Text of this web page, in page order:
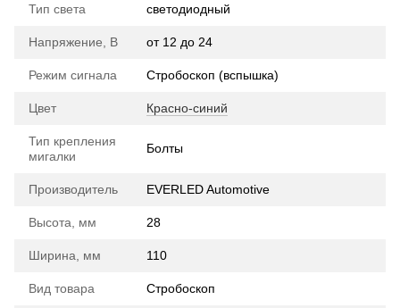
Тип света cветодиодный
Напряжение, В от 12 до 24
Режим сигнала Стробоскоп (вспышка)
Цвет Красно-синий
Тип крепления
мигалки
Болты
Производитель EVERLED Automotive
Высота, мм 28
Ширина, мм 110
Вид товара Стробоскоп